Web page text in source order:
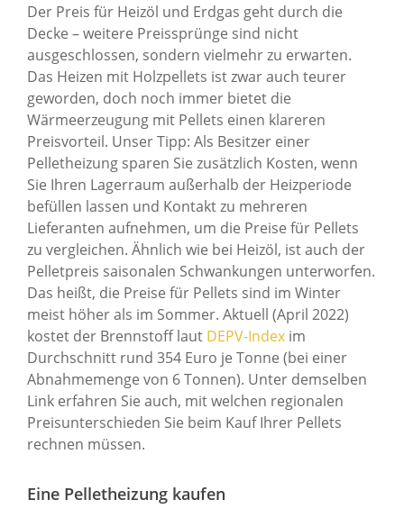
Der Preis für Heizöl und Erdgas geht durch die
Decke – weitere Preissprünge sind nicht
ausgeschlossen, sondern vielmehr zu erwarten.
Das Heizen mit Holzpellets ist zwar auch teurer
geworden, doch noch immer bietet die
Wärmeerzeugung mit Pellets einen klareren
Preisvorteil. Unser Tipp: Als Besitzer einer
Pelletheizung sparen Sie zusätzlich Kosten, wenn
Sie Ihren Lagerraum außerhalb der Heizperiode
befüllen lassen und Kontakt zu mehreren
Lieferanten aufnehmen, um die Preise für Pellets
zu vergleichen. Ähnlich wie bei Heizöl, ist auch der
Pelletpreis saisonalen Schwankungen unterworfen.
Das heißt, die Preise für Pellets sind im Winter
meist höher als im Sommer. Aktuell (April 2022)
kostet der Brennstoff laut DEPV-Index im
Durchschnitt rund 354 Euro je Tonne (bei einer
Abnahmemenge von 6 Tonnen). Unter demselben
Link erfahren Sie auch, mit welchen regionalen
Preisunterschieden Sie beim Kauf Ihrer Pellets
rechnen müssen.
Eine Pelletheizung kaufen